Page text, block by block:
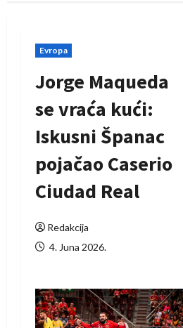
Evropa
Jorge Maqueda
se vraća kući:
Iskusni Španac
pojačao Caserio
Ciudad Real
Redakcija
4. Juna 2026.